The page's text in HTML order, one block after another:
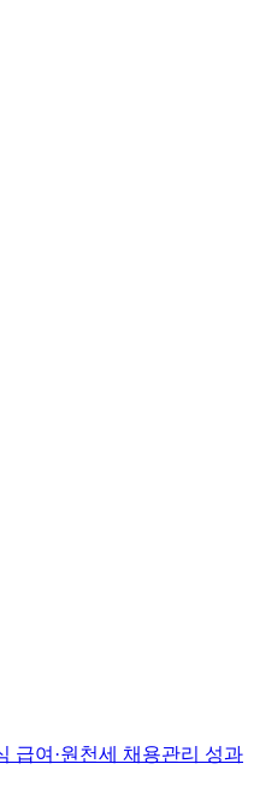
급여·원천세 채용관리 성과